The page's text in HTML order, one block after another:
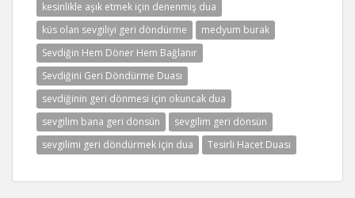
kesinlikle aşık etmek için denenmiş dua
küs olan sevgiliyi geri döndürme
medyum burak
Sevdiğin Hem Döner Hem Bağlanır
Sevdiğini Geri Döndürme Duası
sevdiğinin geri dönmesi için okuncak dua
sevgilim bana geri dönsün
sevgilim geri dönsün
sevgilimi geri döndürmek için dua
Tesirli Hacet Duası